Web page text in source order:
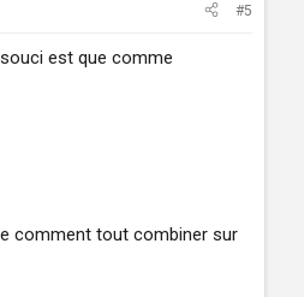
#5
est que comme
comment tout combiner sur